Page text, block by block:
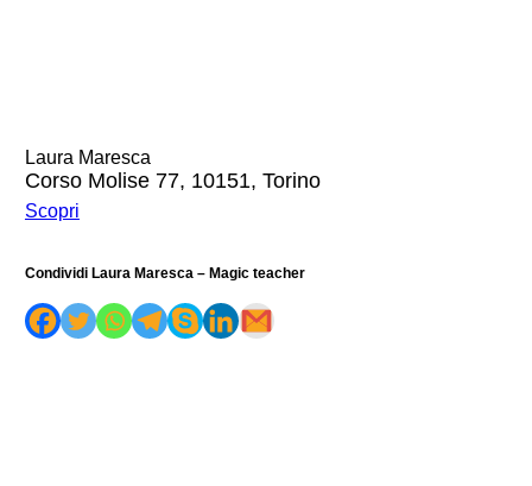
Laura Maresca
Corso Molise 77, 10151, Torino
Scopri
Condividi Laura Maresca – Magic teacher